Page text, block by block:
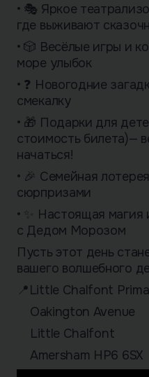
• 🎭 Яркое
где выживают
• 🎲 Весёлые игры и
море улыбок
• ❓ Новогодние
смекалку
• 🎁 Подарки для
стоимость билета)—
начаться!
• 🎉 Семейная
сюрпризами
• ✨ Настоящая
с Дедом Морозом
Пусть этот день
вашего волшебного
📍Little Chalfont
Oakington Avenue
Little Chalfont
Amersham HP6 6SX